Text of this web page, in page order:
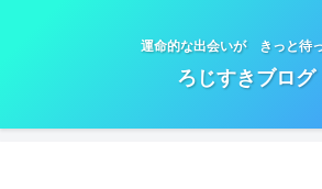
運命的な出会いが きっと待
ろじすきブログ